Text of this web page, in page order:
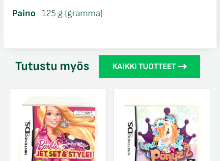
Paino 125 g (gramma)
Tutustu myös KAIKKI TUOTTEET